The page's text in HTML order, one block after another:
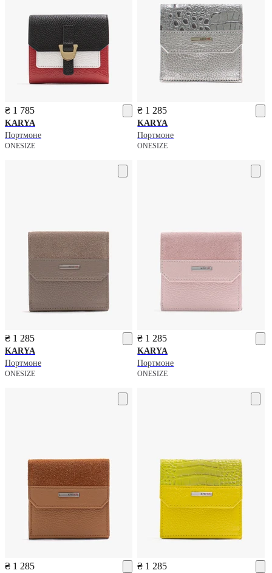
₴ 1 785
KARYA
Портмоне
ONESIZE
₴ 1 285
KARYA
Портмоне
ONESIZE
₴ 1 285
KARYA
Портмоне
ONESIZE
₴ 1 285
KARYA
Портмоне
ONESIZE
₴ 1 285 ₴ 1 285